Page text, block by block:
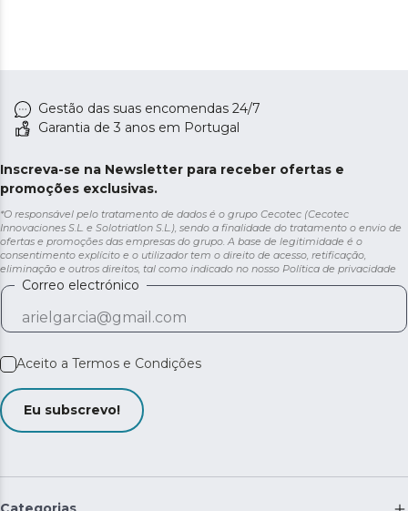
Gestão das suas encomendas 24/7
Garantia de 3 anos em Portugal
Inscreva-se na Newsletter para receber ofertas e
promoções exclusivas.
*O responsável pelo tratamento de dados é o grupo Cecotec (Cecotec
Innovaciones S.L. e Solotriatlon S.L.), sendo a finalidade do tratamento o envio de
ofertas e promoções das empresas do grupo. A base de legitimidade é o
consentimento explícito e o utilizador tem o direito de acesso, retificação,
eliminação e outros direitos, tal como indicado no nosso Política de privacidade
Correo electrónico
Aceito a Termos e Condições
Eu subscrevo!